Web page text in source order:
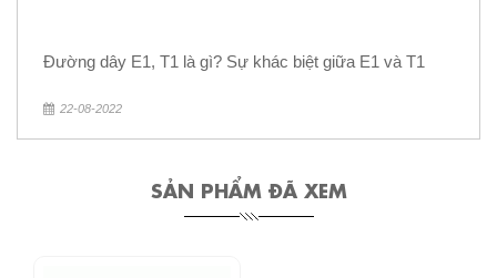
Đường dây E1, T1 là gì? Sự khác biệt giữa E1 và T1
22-08-2022
SẢN PHẨM ĐÃ XEM